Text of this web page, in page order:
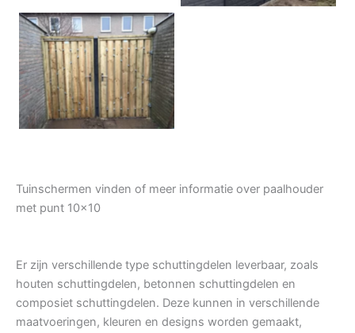
Tuindeur grenen
Tuinschermen vinden of meer informatie over paalhouder
met punt 10×10
Er zijn verschillende type schuttingdelen leverbaar, zoals
houten schuttingdelen, betonnen schuttingdelen en
composiet schuttingdelen. Deze kunnen in verschillende
maatvoeringen, kleuren en designs worden gemaakt,